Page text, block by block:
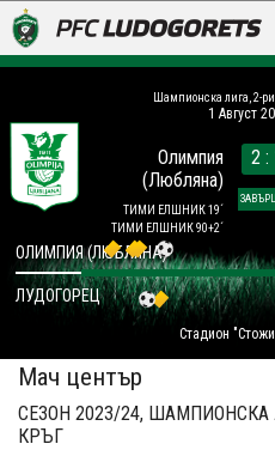
LUDOGORETS TV
НА ТЕРЕНА
СТАДИОН & БАЗИ
КЛУБ
Шампионска лига, 2-
1 Август
Олимпия
(Любляна)
ТИМИ ЕЛШНИК 19´
ТИМИ ЕЛШНИК 90+2´
2 :
Стадион
ОЛИМПИЯ (ЛЮБЛЯНА)
ЛУДОГОРЕЦ
Мач център
СЕЗОН 2023/24,
КРЪГ